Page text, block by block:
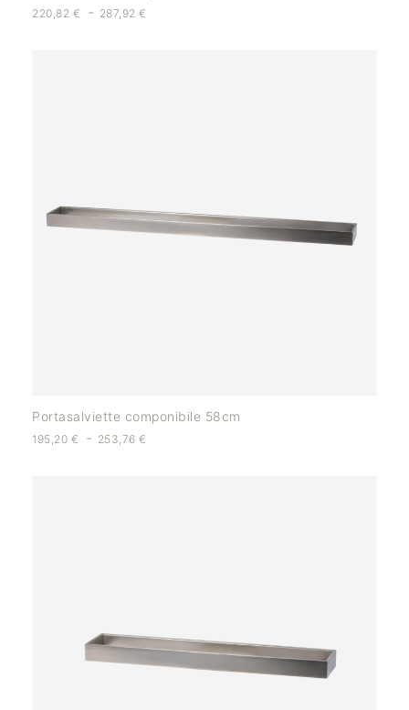
220,82 € - 287,92€
Portasalviette componibile 58cm
195,20 € - 253,76€